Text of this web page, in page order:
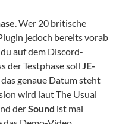
. Wer 20 britische
jedoch bereits vorab
auf dem Discord-
der Testphase soll JE-
genaue Datum steht
wird laut The Usual
derSound ist mal